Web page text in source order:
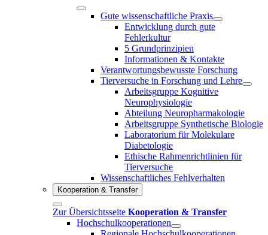
Gute wissenschaftliche Praxis
Entwicklung durch gute
Fehlerkultur
5 Grundprinzipien
Informationen & Kontakte
Verantwortungsbewusste Forschung
Tierversuche in Forschung und Lehre
Arbeitsgruppe Kognitive
Neurophysiologie
Abteilung Neuropharmakologie
Arbeitsgruppe Synthetische Biologie
Laboratorium für Molekulare
Diabetologie
Ethische Rahmenrichtlinien für
Tierversuche
Wissenschaftliches Fehlverhalten
Kooperation & Transfer
Zur Übersichtsseite Kooperation & Transfer
Hochschulkooperationen